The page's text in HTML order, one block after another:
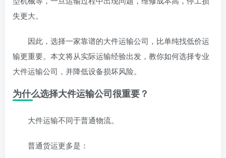
失更大。
因此，选择一家靠谱的大件运输公司，比单纯找低价运
输更重要。本文将从实际运输经验出发，教你如何选择专业
大件运输公司，并降低设备损坏风险。
为什么选择大件运输公司很重要？
大件运输不同于普通物流。
普通货运更多是：